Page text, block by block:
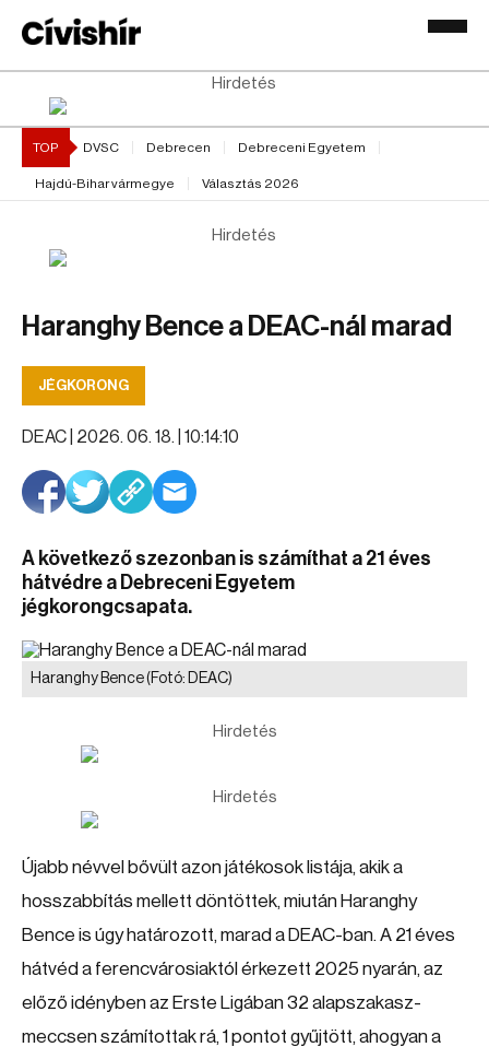
Hirdetés
TOP DVSC Debrecen Debreceni Egyetem
Hajdú-Bihar vármegye Választás 2026
Hirdetés
Haranghy Bence a DEAC-nál marad
JÉGKORONG
DEAC | 2026. 06. 18. | 10:14:10
A következő szezonban is számíthat a 21 éves
hátvédre a Debreceni Egyetem
jégkorongcsapata.
Haranghy Bence(Fotó: DEAC)
Hirdetés
Hirdetés
Újabb névvel bővült azon játékosok listája, akik a
hosszabbítás mellett döntöttek, miután Haranghy
Bence is úgy határozott, marad a DEAC-ban. A 21 éves
hátvéd a ferencvárosiaktól érkezett 2025 nyarán, az
előző idényben az Erste Ligában 32 alapszakasz-
meccsen számítottak rá, 1 pontot gyűjtött, ahogyan a